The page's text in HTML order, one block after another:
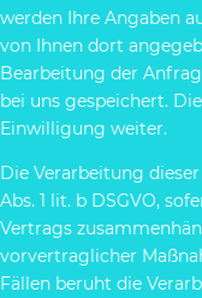
werden Ihre Angaben
von Ihnen dort
Bearbeitung der
bei uns gespeichert.
Einwilligung weiter.
Die Verarbeitung
Abs. 1 lit. b DSGVO,
Vertrags
vorvertraglicher
Fällen beruht die